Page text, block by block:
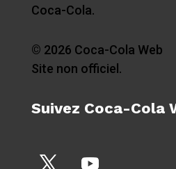
Coca-Cola.
© 2026 Coca-Cola Web
Site non officiel.
Suivez Coca-Cola